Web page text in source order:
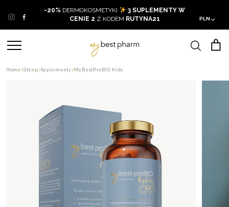
to
-20% DERMOKOSMETYKI
3 SUPLEMENTY W
CENIE 2 Z KODEM RUTYNA21 PLN
Home Sklep Suplementy MyBestProBIO Kids